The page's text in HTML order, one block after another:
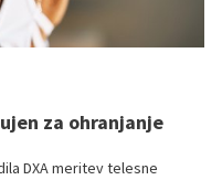
za ohranjanje
DXA meritev telesne